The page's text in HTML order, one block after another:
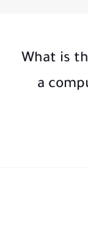
What is
a